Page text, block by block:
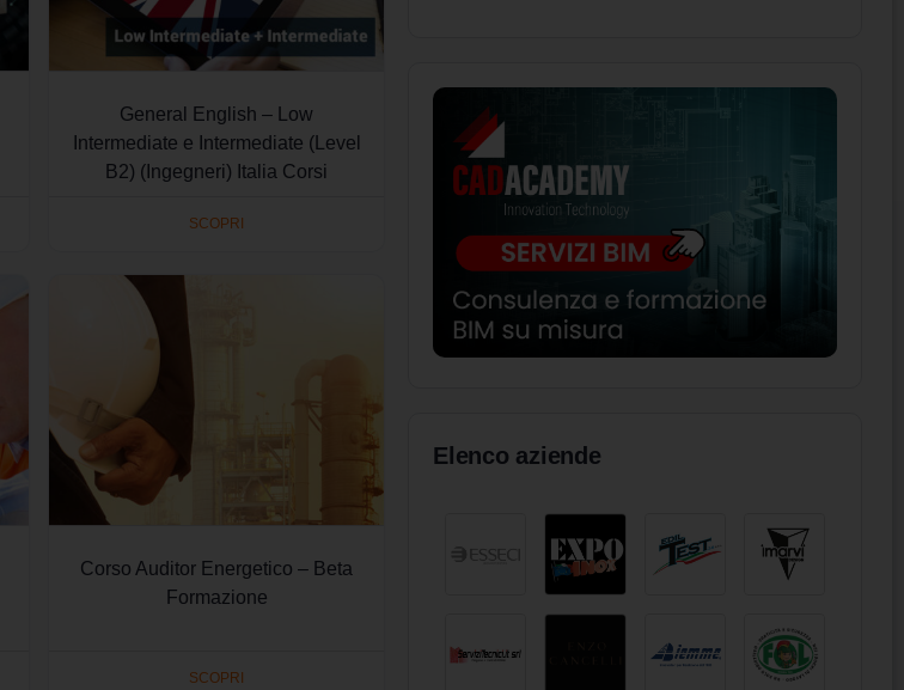
General English – Low
Intermediate e Intermediate (Level
B2) (Ingegneri) Italia Corsi
SCOPRI
Corso Auditor Energetico – Beta
Formazione
SCOPRI
Elenco aziende